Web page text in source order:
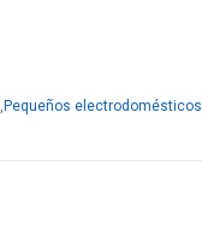
, Pequeños electrodomésticos